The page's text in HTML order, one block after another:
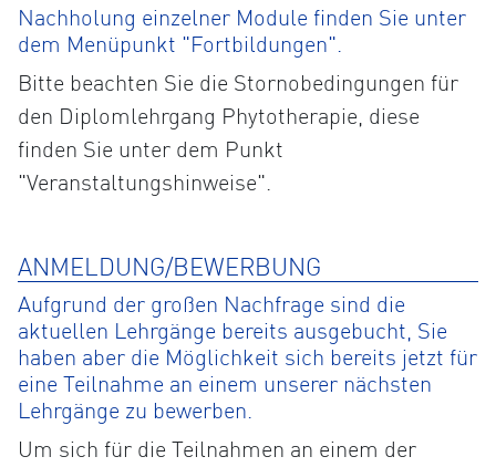
Nachholung einzelner Module finden Sie unter
dem Menüpunkt "Fortbildungen".
Bitte beachten Sie die Stornobedingungen für
den Diplomlehrgang Phytotherapie, diese
finden Sie unter dem Punkt
"Veranstaltungshinweise".
ANMELDUNG/BEWERBUNG
Aufgrund der großen Nachfrage sind die
aktuellen Lehrgänge bereits ausgebucht, Sie
haben aber die Möglichkeit sich bereits jetzt für
eine Teilnahme an einem unserer nächsten
Lehrgänge zu bewerben.
Um sich für die Teilnahmen an einem der